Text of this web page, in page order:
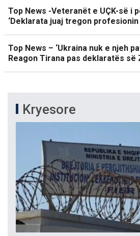
Top News -Veteranët e UÇK-së i
‘Deklarata juaj tregon profesionin
Top News – ‘Ukraina nuk e njeh
Reagon Tirana pas deklaratës së
Kryesore